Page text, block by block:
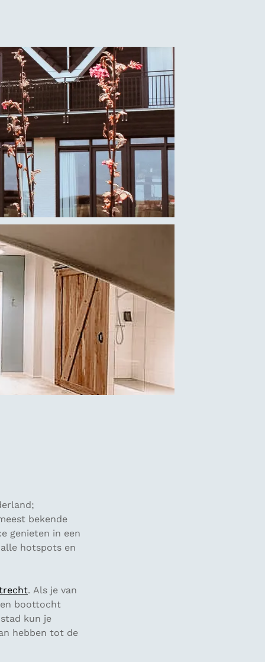
bekende
genieten in een
hotspots en
. Als je van
boottocht
kun je
hebben tot de